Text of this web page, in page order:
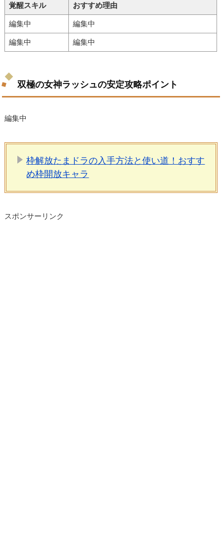
覚醒スキル おすすめ理由
編集中 編集中
編集中 編集中
双極の女神ラッシュの安定攻略ポイント
編集中
枠解放たまドラの入手方法と使い道！おすす
め枠開放キャラ
スポンサーリンク